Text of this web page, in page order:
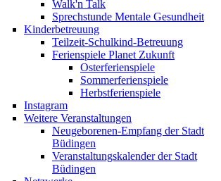
Walk'n Talk
Sprechstunde Mentale Gesundheit
Kinderbetreuung
Teilzeit-Schulkind-Betreuung
Ferienspiele Planet Zukunft
Osterferienspiele
Sommerferienspiele
Herbstferienspiele
Instagram
Weitere Veranstaltungen
Neugeborenen-Empfang der Stadt
Büdingen
Veranstaltungskalender der Stadt
Büdingen